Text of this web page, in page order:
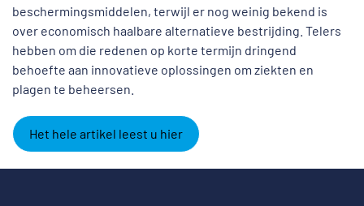
beschermingsmiddelen, terwijl er nog weinig bekend is
over economisch haalbare alternatieve bestrijding. Telers
hebben om die redenen op korte termijn dringend
behoefte aan innovatieve oplossingen om ziekten en
plagen te beheersen.
Het hele artikel leest u hier